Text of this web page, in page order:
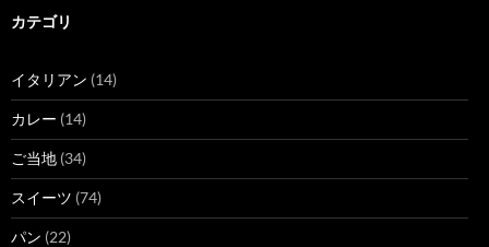
カテゴリ
イタリアン (14)
カレー (14)
ご当地 (34)
スイーツ (74)
パン (22)